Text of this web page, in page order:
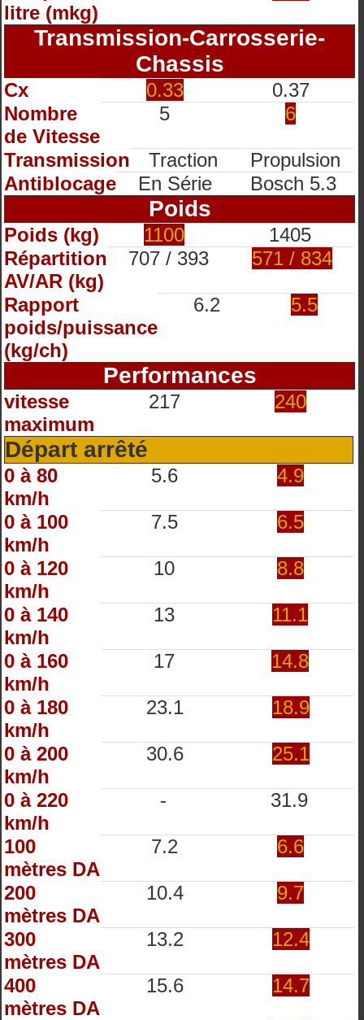
litre (mkg)
Transmission-Carrosserie-
Chassis
Cx 0.33
0.37
Nombre
de Vitesse
5 6
Transmission Traction
Propulsion
Antiblocage
En Série Bosch 5.3
Poids
Poids (kg) 1100
1405
Répartition
AV/AR (kg)
707 / 393 571 / 834
Rapport
poids/puissance
(kg/ch)
6.2 5.5
Performances
vitesse
maximum
217 240
Départ arrêté
0 à 80
km/h
5.6 4.9
0 à 100
km/h
7.5 6.5
0 à 120
km/h
10 8.8
0 à 140
km/h
13 11.1
0 à 160
km/h
17 14.8
0 à 180
km/h
23.1 18.9
0 à 200
km/h
30.6 25.1
0 à 220
km/h
- 31.9
100
mètres DA
7.2 6.6
200
mètres DA
10.4 9.7
300
mètres DA
13.2 12.4
400
mètres DA
15.6 14.7